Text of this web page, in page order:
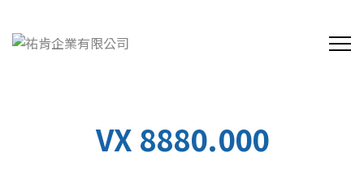
VX 8880.000